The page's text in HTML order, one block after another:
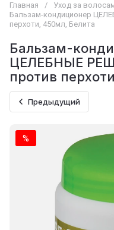
Главная / Уход за
Бальзам-кондиционер
перхоти, 450мл, Белита
Бальзам-
ЦЕЛЕБНЫЕ
против
Предыдущий
%